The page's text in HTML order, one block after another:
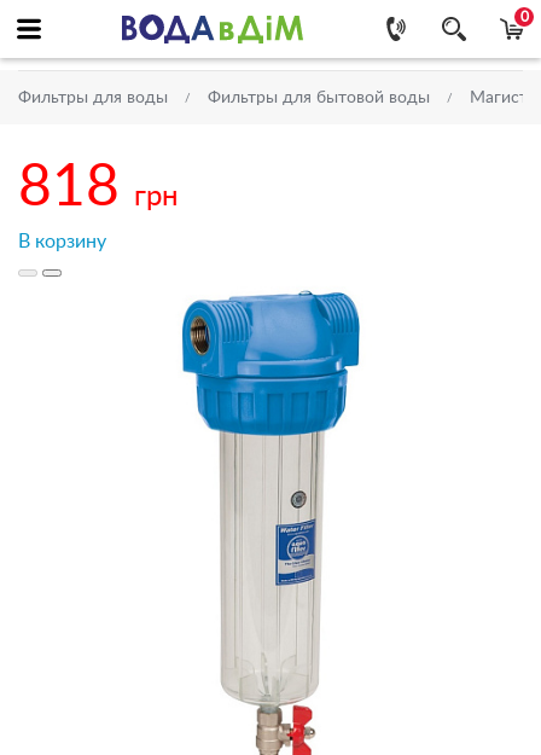
0
Фильтры для воды Фильтры для бытовой воды
818 грн
В корзину